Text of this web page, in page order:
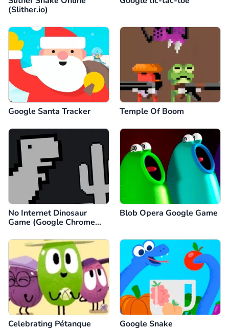
(Slither.io)
Google Santa Tracker Temple Of Boom
No Internet Dinosaur
Game (Google Chrome
Blob Opera Google Game
Celebrating Pétanque Google Snake